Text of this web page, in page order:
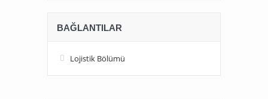
BAĞLANTILAR
Lojistik Bölümü